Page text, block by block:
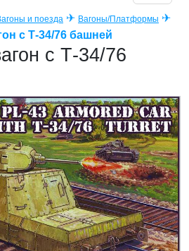
и поезда ✈ Вагоны/Платформы ✈
с Т-34/76 башней
с Т-34/76